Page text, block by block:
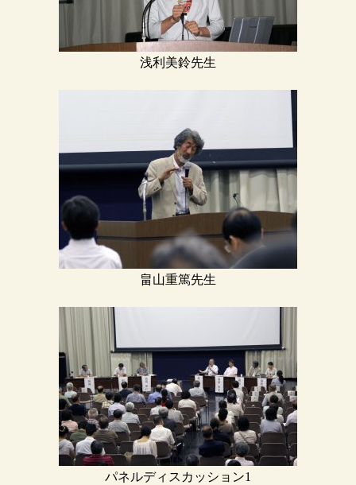
浅利美鈴先生
畠山重篤先生
パネルディスカッション1